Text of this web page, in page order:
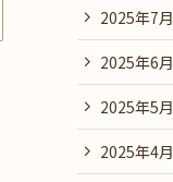
2025年7月
2025年6月
2025年5月
2025年4月